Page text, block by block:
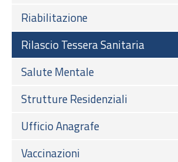
Riabilitazione
Rilascio Tessera Sanitaria
Salute Mentale
Strutture Residenziali
Ufficio Anagrafe
Vaccinazioni